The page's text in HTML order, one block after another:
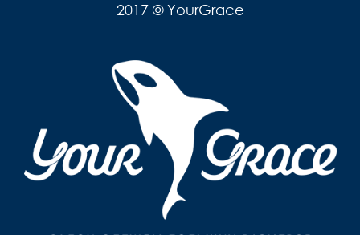
2017 © YourGrace